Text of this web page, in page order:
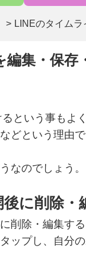
LINEのタイム
集・保存
という事もよ
どという理由
なのでしょう。
に削除
削除・編集する
ップし、自分